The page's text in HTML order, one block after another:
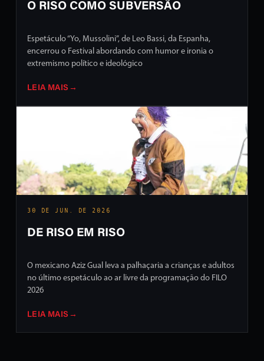
O RISO COMO SUBVERSÃO
Espetáculo “Yo, Mussolini”, de Leo Bassi, da Espanha,
encerrou o Festival abordando com humor e ironia o
extremismo político e ideológico
LEIA MAIS →
30 DE JUN. DE 2026
DE RISO EM RISO
O mexicano Aziz Gual leva a palhaçaria a crianças e adultos
no último espetáculo ao ar livre da programação do FILO
2026
LEIA MAIS →